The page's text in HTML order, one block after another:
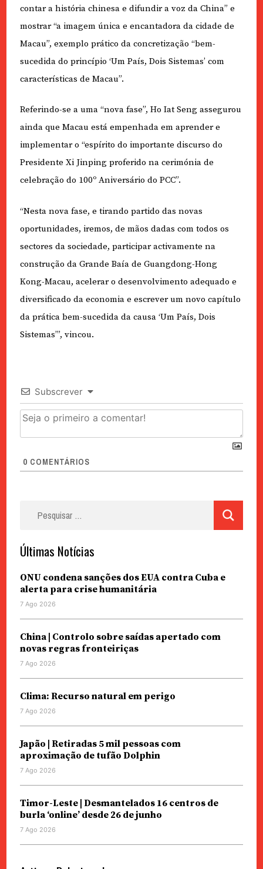
contar a história chinesa e difundir a voz da China” e
mostrar “a imagem única e encantadora da cidade de
Macau”, exemplo prático da concretização “bem-
sucedida do princípio ‘Um País, Dois Sistemas’ com
características de Macau”.
Referindo-se a uma “nova fase”, Ho Iat Seng assegurou
ainda que Macau está empenhada em aprender e
implementar o “espírito do importante discurso do
Presidente Xi Jinping proferido na cerimónia de
celebração do 100º Aniversário do PCC”.
“Nesta nova fase, e tirando partido das novas
oportunidades, iremos, de mãos dadas com todos os
sectores da sociedade, participar activamente na
construção da Grande Baía de Guangdong-Hong
Kong-Macau, acelerar o desenvolvimento adequado e
diversificado da economia e escrever um novo capítulo
da prática bem-sucedida da causa ‘Um País, Dois
Sistemas’”, vincou.
Subscrever
0 COMENTÁRIOS
Últimas Notícias
ONU condena sanções dos EUA contra Cuba e
alerta para crise humanitária
7 Ago 2026
China | Controlo sobre saídas apertado com
novas regras fronteiriças
7 Ago 2026
Clima: Recurso natural em perigo
7 Ago 2026
Japão | Retiradas 5 mil pessoas com
aproximação de tufão Dolphin
7 Ago 2026
Timor-Leste | Desmantelados 16 centros de
burla ‘online’ desde 26 de junho
7 Ago 2026